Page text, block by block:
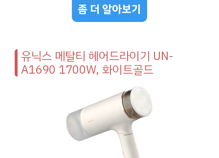
좀 더 알아보기
유닉스 메탈티 헤어드라이기 UN-
A1690 1700W, 화이트골드